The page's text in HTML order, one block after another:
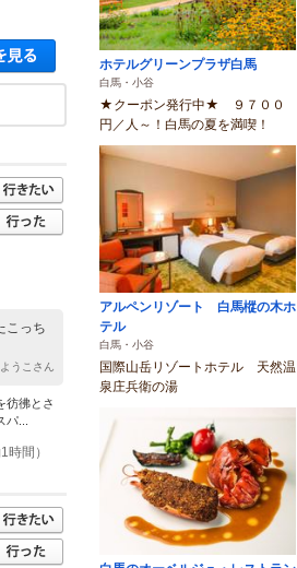
空き状況・料金を見る
こっち
うこさん
彷彿とさ
...
間）
ホテルグリーンプラザ白馬
白馬・小谷
★クーポン発行中★ ９７００
円／人～！白馬の夏を満喫！
アルペンリゾート 白馬樅の木ホ
テル
白馬・小谷
国際山岳リゾートホテル 天然温
泉庄兵衛の湯